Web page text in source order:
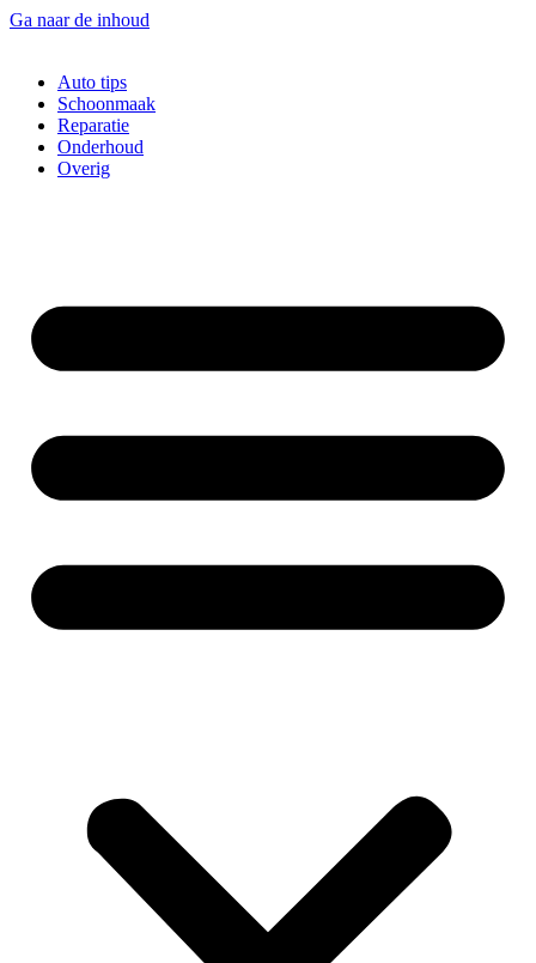
Ga naar de inhoud
Auto tips
Schoonmaak
Reparatie
Onderhoud
Overig